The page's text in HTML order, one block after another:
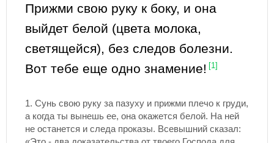
Прижми свою руку к боку, и она
выйдет белой (цвета молока,
светящейся), без следов болезни.
Вот тебе еще одно знамение!
[1]
1. Сунь свою руку за пазуху и прижми плечо к груди,
а когда ты вынешь ее, она окажется белой. На ней
не останется и следа проказы. Всевышний сказал: